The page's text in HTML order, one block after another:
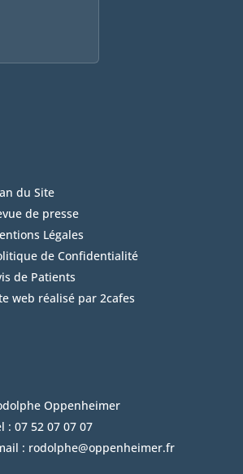
du Site
de presse
Légales
de Confidentialité
de Patients
web réalisé par 2cafes
Oppenheimer
: 07 52 07 07 07
: rodolphe@oppenheimer.fr